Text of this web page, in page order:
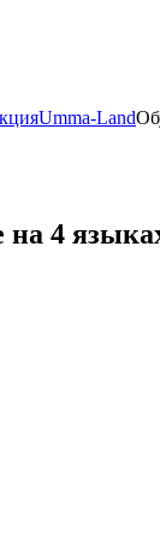
Umma-Land
на 4